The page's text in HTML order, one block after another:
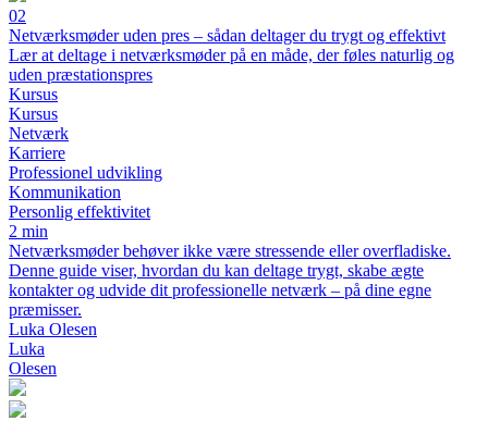
02
Netværksmøder uden pres – sådan deltager du trygt og effektivt
Lær at deltage i netværksmøder på en måde, der føles naturlig og
uden præstationspres
Kursus
Kursus
Netværk
Karriere
Professionel udvikling
Kommunikation
Personlig effektivitet
2 min
Netværksmøder behøver ikke være stressende eller overfladiske.
Denne guide viser, hvordan du kan deltage trygt, skabe ægte
kontakter og udvide dit professionelle netværk – på dine egne
præmisser.
Luka Olesen
Luka
Olesen